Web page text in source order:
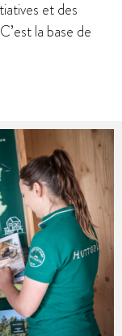
et des
la base de